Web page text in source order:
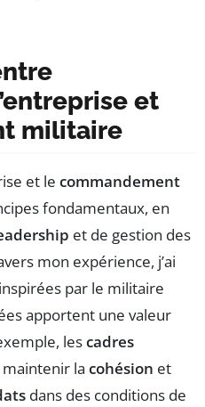
et
militaire
et le commandement
fondamentaux, en
et de gestion des
mon expérience, j’ai
par le militaire
apportent une valeur
lescadres
la cohésion et
dans des conditions de